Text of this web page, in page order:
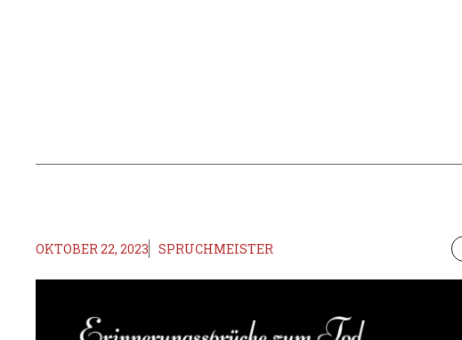
OKTOBER 22, 2023 SPRUCHMEISTER